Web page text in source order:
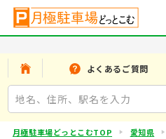
よくあるご質問
月極駐車場どっとこむTOP 愛知県